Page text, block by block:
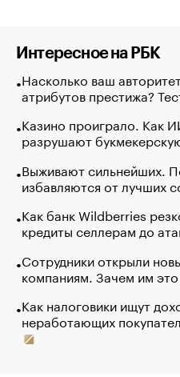
Интересное на РБК
Насколько ваш
атрибутов престижа?
Казино проиграло. Как
разрушают
Выживают сильнейших.
избавляются от лучших
Как банк Wildberries
кредиты селлерам до
Сотрудники открыли
компаниям. Зачем им это
Как налоговики ищут
неработающих